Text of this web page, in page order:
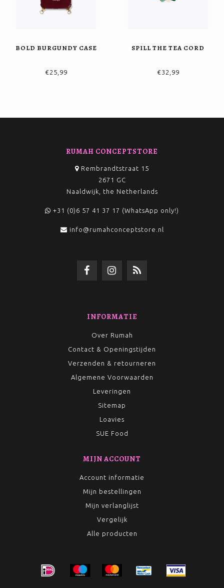
BOLD BURGUNDY CASE
€25,99
SPILL THE TEA CORD
€32,99
RUMAH CONCEPTSTORE
Rembrandtstraat 15
2671 GC
Naaldwijk, the Netherlands
+31 (0)6 57 41 37 17 (WhatsApp only!)
info@rumahconceptstore.nl
INFORMATIE
Over Rumah
Contact & Openingstijden
Verzenden & retourneren
Algemene Voorwaarden
Leveringen
Sitemap
Loavies
SUE Food
MIJN ACCOUNT
Account informatie
Mijn bestellingen
Mijn verlanglijst
Vergelijk
Alle producten